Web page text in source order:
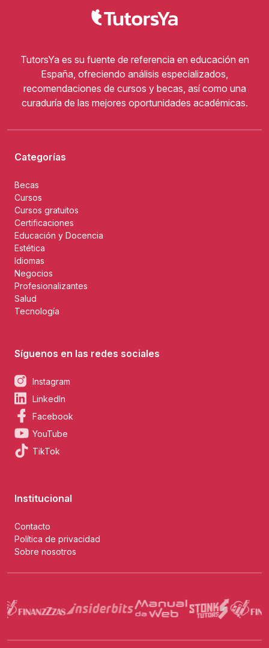
TutorsYa es su fuente de referencia en educación en
España, ofreciendo análisis especializados,
recomendaciones de cursos y becas, así como una
curaduría de las mejores oportunidades académicas.
Categorías
Becas
Cursos
Cursos gratuitos
Certificaciones
Educación y Docencia
Estética
Idiomas
Negocios
Profesionalizantes
Salud
Tecnología
Síguenos en las redes sociales
Instagram
LinkedIn
Facebook
YouTube
TikTok
Institucional
Contacto
Política de privacidad
Sobre nosotros